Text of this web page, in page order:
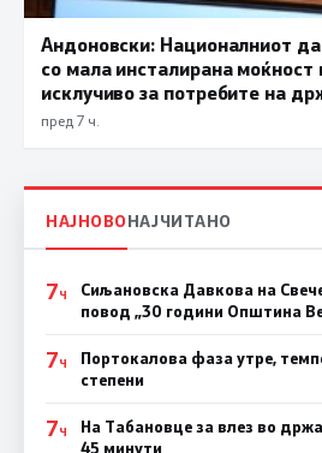
Андоновски: Националниот
со мала инсталирана моќност
исклучиво за потребите на
пред 7 ч.
НАЈНОВОНАЈЧИТАНО
7Ч
Сиљановска Давкова на
повод „30 години Општина
7Ч
Портокалова фаза утре,
степени
7Ч
На Табановце за влез во
45 минути